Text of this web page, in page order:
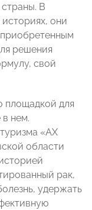
В
историях, они
решения
свой
площадкой для
нем.
«АХ
области
рак,
удержать